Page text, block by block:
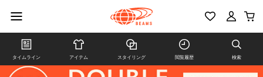
タイムライン アイテム スタイリング 閲覧履歴 検索